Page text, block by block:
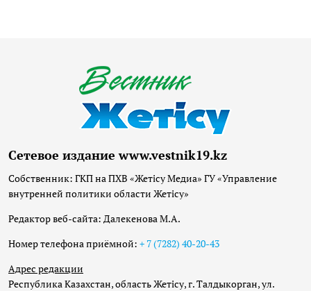
Сетевое издание www.vestnik19.kz
Собственник: ГКП на ПХВ «Жетісу Медиа» ГУ «Управление
внутренней политики области Жетісу»
Редактор веб-сайта: Далекенова М.А.
Номер телефона приёмной: + 7 (7282) 40-20-43
Адрес редакции
Республика Казахстан, область Жетісу, г. Талдыкорган, ул.